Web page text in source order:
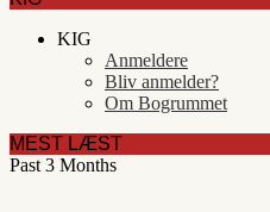
KIG
Anmeldere
Bliv anmelder?
Om Bogrummet
MEST LÆST
Past 3 Months